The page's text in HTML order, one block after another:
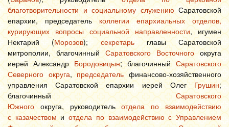
благотворительности и социальному служению Саратовской
епархии, председатель коллегии епархиальных отделов,
курирующих вопросы социальной направленности, игумен
Нектарий (Морозов); секретарьглавы Саратовской
митрополии, благочинный Саратовского Восточного округа
иерей Александр Бородовицын; благочинный Саратовского
Северного округа, председатель финансово-хозяйственного
управления Саратовской епархии иерей Олег Грушин;
благочинный Саратовского
Южного округа, руководительотдела по взаимодействию
с казачеством иотдела по взаимодействию с Управлением